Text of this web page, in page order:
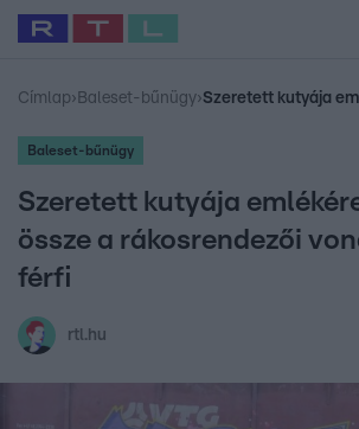
Legfrissebb RTL Híradó
Babits Marcella Most
Címlap› Baleset-bűnügy›
Baleset-bűnügy
Szeretett kutyája
össze a rákosrendezői
férfi
rtl.hu